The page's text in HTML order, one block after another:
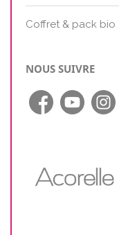
Coffret & pack bio
NOUS SUIVRE